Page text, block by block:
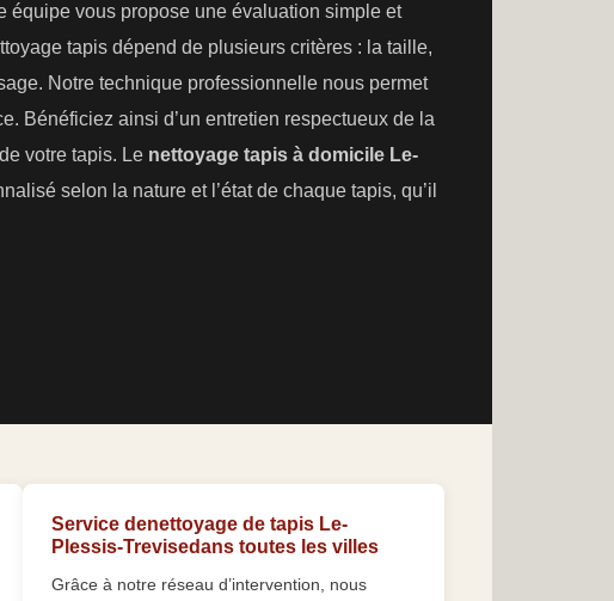
équipe vous propose une évaluation simple et
tapis dépend de plusieurs critères : la taille,
Notre technique professionnelle nous permet
Bénéficiez ainsi d’un entretien respectueux de la
votre tapis. Le nettoyage tapis à domicile Le-
selon la nature et l’état de chaque tapis, qu’il
Service denettoyage de tapis Le-
Plessis-Trevisedans toutes les villes
Grâce à notre réseau d’intervention, nous